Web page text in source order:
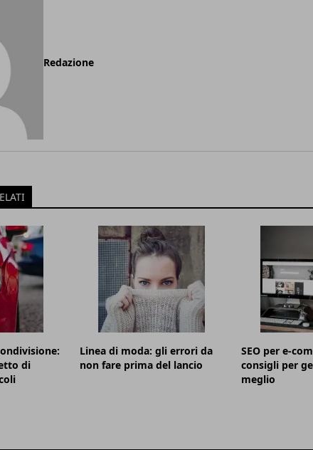
Redazione
di
Linea di moda: gli errori da
non fare prima del lancio
SEO per e-
consigli per
meglio